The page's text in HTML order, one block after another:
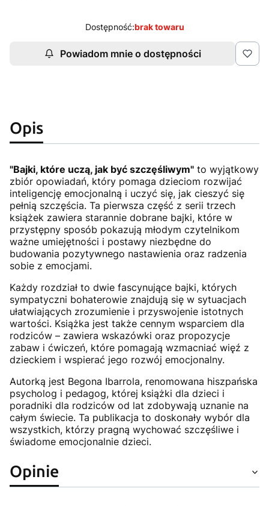
Dostępność:brak towaru
Powiadom mnie o dostępności
Opis
"Bajki, które uczą, jak być szczęśliwym" to wyjątkowy
zbiór opowiadań, który pomaga dzieciom rozwijać
inteligencję emocjonalną i uczyć się, jak cieszyć się
pełnią szczęścia. Ta pierwsza część z serii trzech
książek zawiera starannie dobrane bajki, które w
przystępny sposób pokazują młodym czytelnikom
ważne umiejętności i postawy niezbędne do
budowania pozytywnego nastawienia oraz radzenia
sobie z emocjami.
Każdy rozdział to dwie fascynujące bajki, których
sympatyczni bohaterowie znajdują się w sytuacjach
ułatwiających zrozumienie i przyswojenie istotnych
wartości. Książka jest także cennym wsparciem dla
rodziców – zawiera wskazówki oraz propozycje
zabaw i ćwiczeń, które pomagają wzmacniać więź z
dzieckiem i wspierać jego rozwój emocjonalny.
Autorką jest Begona Ibarrola, renomowana hiszpańska
psycholog i pedagog, której książki dla dzieci i
poradniki dla rodziców od lat zdobywają uznanie na
całym świecie. Ta publikacja to doskonały wybór dla
wszystkich, którzy pragną wychować szczęśliwe i
świadome emocjonalnie dzieci.
Opinie